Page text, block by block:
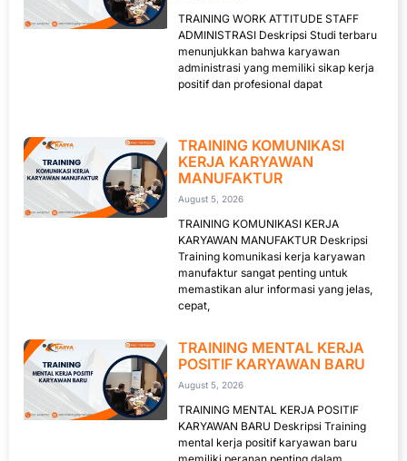
TRAINING WORK ATTITUDE STAFF
ADMINISTRASI Deskripsi Studi terbaru
menunjukkan bahwa karyawan
administrasi yang memiliki sikap kerja
positif dan profesional dapat
TRAINING KOMUNIKASI
KERJA KARYAWAN
MANUFAKTUR
August 5, 2026
TRAINING KOMUNIKASI KERJA
KARYAWAN MANUFAKTUR Deskripsi
Training komunikasi kerja karyawan
manufaktur sangat penting untuk
memastikan alur informasi yang jelas,
cepat,
TRAINING MENTAL KERJA
POSITIF KARYAWAN BARU
August 5, 2026
TRAINING MENTAL KERJA POSITIF
KARYAWAN BARU Deskripsi Training
mental kerja positif karyawan baru